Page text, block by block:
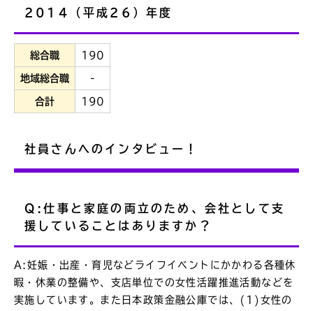
2014（平成26）年度
総合職 190
地域総合職 -
合計 190
社員さんへのインタビュー！
Q:仕事と家庭の両立のため、会社として支
援していることはありますか？
A:妊娠・出産・育児などライフイベントにかかわる各種休
暇・休業の整備や、支店単位での女性活躍推進活動などを
実施しています。また日本政策金融公庫では、(1)女性の